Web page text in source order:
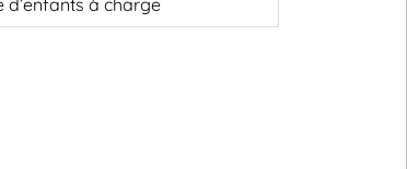
d’enfants à charge